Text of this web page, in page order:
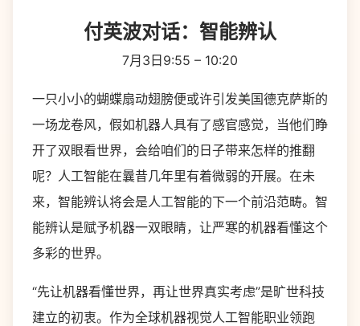
付英波对话：智能辨认
7月3日9:55 – 10:20
一只小小的蝴蝶扇动翅膀便或许引发美国德克萨斯的
一场龙卷风，假如机器人具有了感官感觉，当他们睁
开了双眼看世界，会给咱们的日子带来怎样的推翻
呢？人工智能在曩昔几年里有着微弱的开展。在未
来，智能辨认将会是人工智能的下一个前沿范畴。智
能辨认是赋予机器一双眼睛，让严寒的机器看懂这个
多彩的世界。
“先让机器看懂世界，再让世界真实考虑”是旷世科技
建立的初衷。作为全球机器视觉人工智能职业领跑